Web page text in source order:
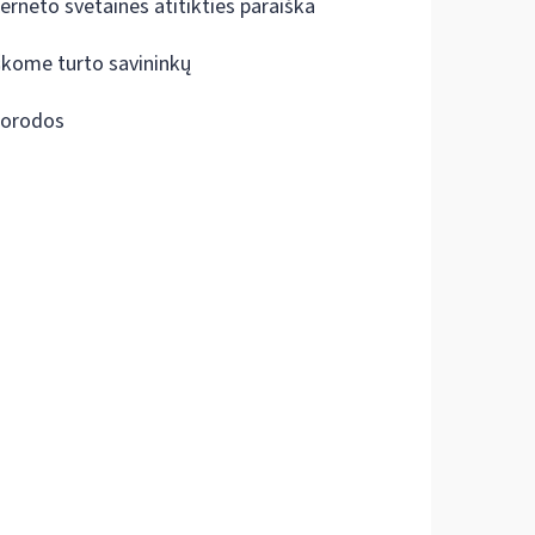
svetainės atitikties paraiška
turto savininkų